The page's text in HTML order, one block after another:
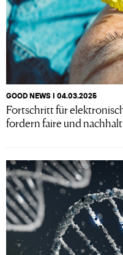
GOOD NEWS I 04.03.2025
Fortschritt für
fordern faire und